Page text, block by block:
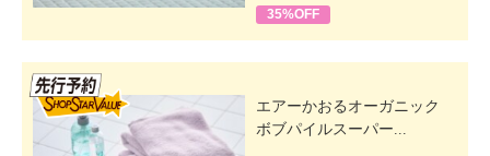
35%OFF
エアーかおるオーガニック
ボブパイルスーパー...